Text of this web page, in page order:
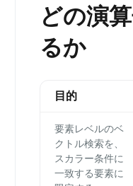
どの演
るか
目的
要素レベルのベ
クトル検索を、
スカラー条件に
一致する要素に